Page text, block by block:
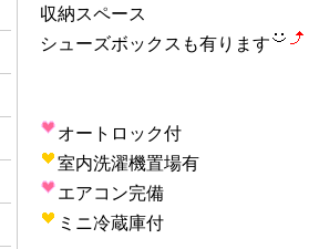
収納スペース
シューズボックスも有ります
オートロック付
室内洗濯機置場有
エアコン完備
ミニ冷蔵庫付